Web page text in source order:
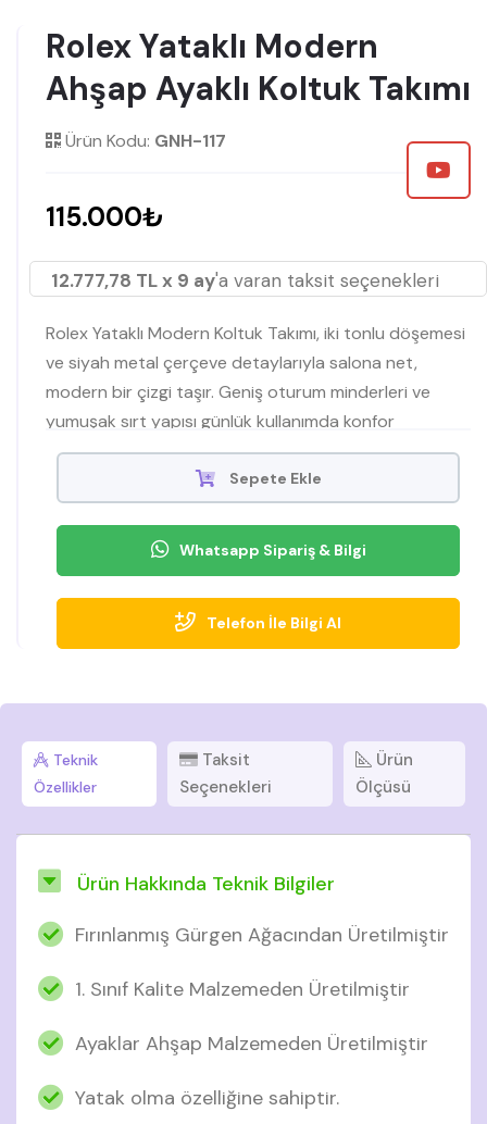
Rolex Yataklı Modern
Ahşap Ayaklı Koltuk Takımı
Ürün Kodu: GNH-117
115.000₺
12.777,78 TL x 9 ay'a varan taksit seçenekleri
Rolex Yataklı Modern Koltuk Takımı, iki tonlu döşemesi
ve siyah metal çerçeve detaylarıyla salona net,
modern bir çizgi taşır. Geniş oturum minderleri ve
yumuşak sırt yapısı günlük kullanımda konfor
sunarken, üçlü koltuktaki yatak mekanizması misafirler
için pratik bir uyku alanına dönüşür. Dayanıklı kumaş
(leke tutmaya dirençli yapı) ve sağlam iskelet uzun
ömürlü kullanım sağlar; yüksek yoğunluklu sünger ise
formunu koruyan destekli bir oturuş verir. İnce ayak
tasarımı zemine hafif bir görünüm kazandırır, koltuk–
berjer kombinasyonu farklı renk yastıklarla kolayca
kişiselleştirilebilir. Zamansız, düzenli ve ferah bir salon
Sepete Ekle
Whatsapp Sipariş & Bilgi
Telefon İle Bilgi Al
Teknik
Özellikler
Taksit
Seçenekleri
Ürün
Ölçüsü
Ürün Hakkında Teknik Bilgiler
Fırınlanmış Gürgen Ağacından Üretilmiştir
1. Sınıf Kalite Malzemeden Üretilmiştir
Ayaklar Ahşap Malzemeden Üretilmiştir
Yatak olma özelliğine sahiptir.